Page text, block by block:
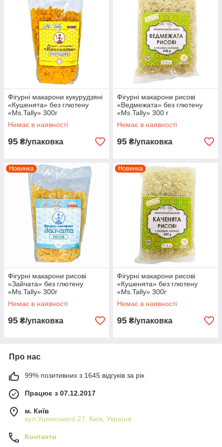
Фігурні макарони кукурудзяні
«Кушенята» без глютену
«Ms.Tally» 300г
Немає в наявності
95 ₴/упаковка
Фігурні макарони рисові
«Ведмежата» без глютену
«Ms.Tally» 300 г
Немає в наявності
95 ₴/упаковка
Новинка
Фігурні макарони рисові
«Зайчата» без глютену
«Ms.Tally» 300г
Немає в наявності
95 ₴/упаковка
Новинка
Фігурні макарони рисові
«Кушенята» без глютену
«Ms.Tally» 300г
Немає в наявності
95 ₴/упаковка
Про нас
99% позитивних з 1645 відгуків за рік
Працює з 07.12.2017
м. Київ
вул.Ушинського 27, Київ, Україна
Контакти